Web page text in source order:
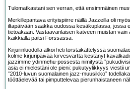
Tulomatkastani sen verran, että ensimmäinen
Merkillepantava erityispiirre näillä Jazzeilla oli
iltapäivään saakka oudossa kesäkuplassa, jossa
tietoakaan. Vastaavanlaisen katveen muistan vain
kaikkialla paitsi Forssassa.
Kirjurinluodolla alkoi heti torstaikättelyssä
kolme kirjuripäivää kirvesvartta kestänyt
jazzimme ydinmehu-possesta nimitystä
asia ei mielestäni ole pieni: pukutyylikkyys viestii
”2010-luvun suomalainen jazz-muusikko”
tööttäelevää tai pimputtelevaa pierunhaistaneen